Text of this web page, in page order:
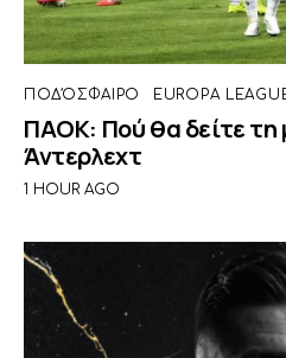
ΠΟΔΌΣΦΑΙΡΟ EUROPA
ΠΑΟΚ: Πού θα δείτε τη
Άντερλεχτ
1 HOUR AGO